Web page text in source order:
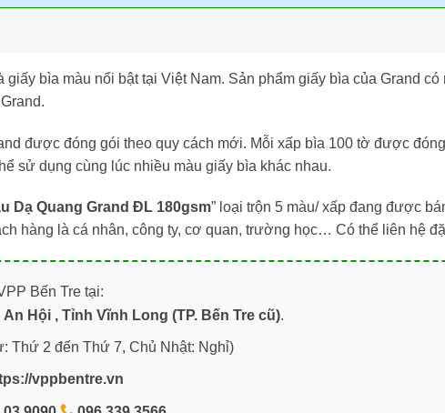
giấy bìa màu nổi bật tại Việt Nam. Sản phẩm giấy bìa của Grand
được đóng gói theo quy cách mới. Mỗi xấp bìa 100 tờ được
sử dụng cùng lúc nhiều màu giấy bìa khác nhau.
Dạ Quang Grand ĐL 180gsm” loại trộn 5 màu/ xấp đang được
hàng là cá nhân, công ty, cơ quan, trường học… Có thể liên hệ
Bến Tre tại:
Hội , Tỉnh Vĩnh Long (TP. Bến Tre cũ).
Thứ 2 đến Thứ 7, Chủ Nhật: Nghỉ)
vppbentre.vn